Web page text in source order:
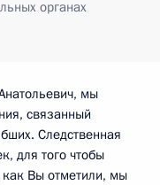
органах
мы
связанный
Следственная
для того чтобы
как Вы отметили, мы